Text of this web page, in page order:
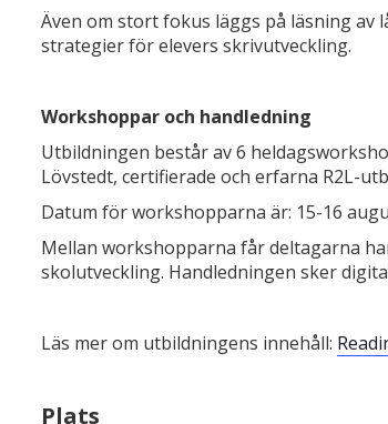
Även om stort fokus läggs på läsning
strategier för elevers skrivutveckling.
Workshoppar och handledning
Utbildningen består av 6
Lövstedt, certifierade och erfarna R2L-
Datum för workshopparna är: 15-16
Mellan workshopparna får deltagarna
skolutveckling. Handledningen sker
Läs mer om utbildningens innehåll:
Plats